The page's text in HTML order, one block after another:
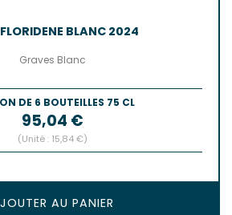
BLANC 2024
Graves Blanc
DE 6 BOUTEILLES 75 CL
Prix
95,04 €
(Unité : 15,84 €)
AU PANIER